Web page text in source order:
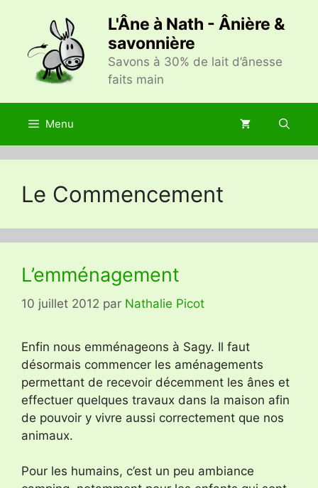
contenu
L'Âne à Nath - Ânière &
savonnière
Savons à 30% de lait d’ânesse
faits main
Menu
Le Commencement
L’emménagement
10 juillet 2012 par Nathalie Picot
Enfin nous emménageons à Sagy. Il faut
désormais commencer les aménagements
permettant de recevoir décemment les ânes et
effectuer quelques travaux dans la maison afin
de pouvoir y vivre aussi correctement que nos
animaux.
Pour les humains, c’est un peu ambiance